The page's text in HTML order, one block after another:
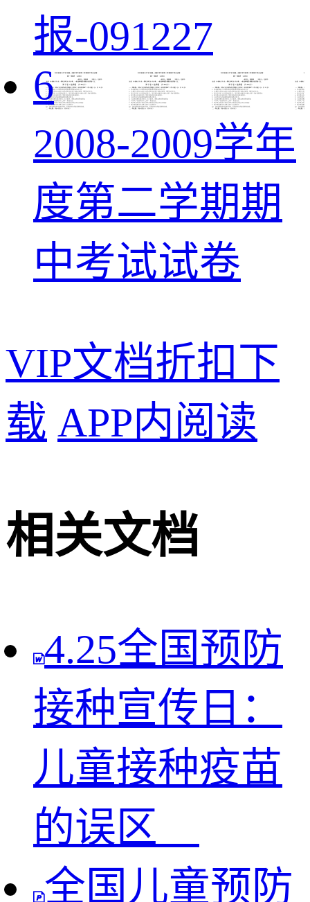
报-091227
6
2008-2009学年
度第二学期期
中考试试卷
VIP文档折扣下
载 APP内阅读
相关文档
4.25全国预防
接种宣传日：
儿童接种疫苗
的误区
全国儿童预防